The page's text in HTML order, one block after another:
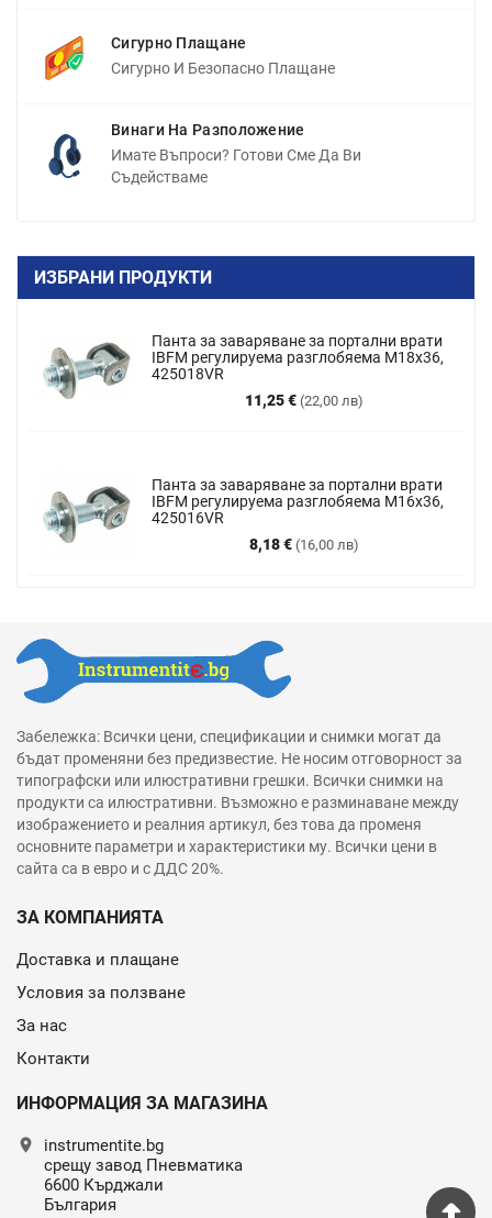
Сигурно Плащане
Сигурно И Безопасно Плащане
Винаги На Разположение
Имате Въпроси? Готови Сме Да Ви
Съдействаме
ИЗБРАНИ ПРОДУКТИ
Панта за заваряване за портални врати
IBFM регулируема разглобяема M18x36,
425018VR
11,25 € (22,00 лв)
Цена
Панта за заваряване за портални врати
IBFM регулируема разглобяема М16х36,
425016VR
8,18 € (16,00 лв)
Цена
Забележка: Всички цени, спецификации и снимки могат да
бъдат променяни без предизвестие. Не носим отговорност за
типографски или илюстративни грешки. Всички снимки на
продукти са илюстративни. Възможно е разминаване между
изображението и реалния артикул, без това да променя
основните параметри и характеристики му. Всички цени в
сайта са в евро и с ДДС 20%.
ЗА КОМПАНИЯТА
Доставка и плащане
Условия за ползване
За нас
Контакти
ИНФОРМАЦИЯ ЗА МАГАЗИНА
location_on
instrumentite.bg
срещу завод Пневматика
6600 Кърджали
България